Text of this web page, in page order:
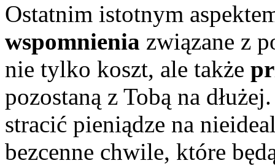
Ostatnim istotnym
wspomnienia związane z
nie tylko koszt, ale także
pozostaną z Tobą na
stracić pieniądze na
bezcenne chwile, które